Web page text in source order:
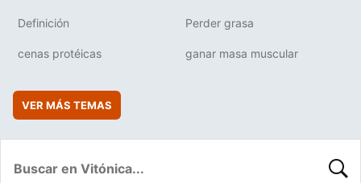
Definición Perder grasa
cenas protéicas ganar masa muscular
VER MÁS TEMAS